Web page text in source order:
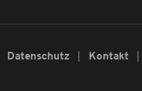
Datenschutz Kontakt